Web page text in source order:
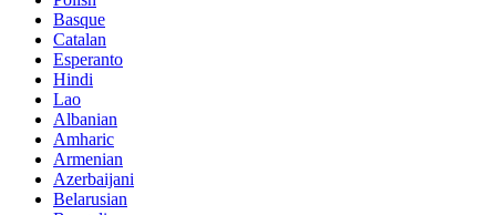
Basque
Catalan
Esperanto
Hindi
Lao
Albanian
Amharic
Armenian
Azerbaijani
Belarusian